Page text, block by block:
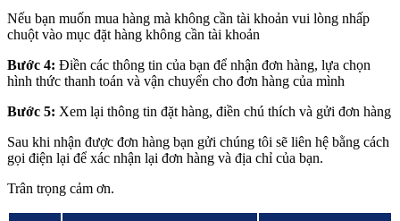
Nếu bạn muốn mua hàng mà không cần tài khoản vui lòng nhấp
chuột vào mục đặt hàng không cần tài khoản
Bước 4: Điền các thông tin của bạn để nhận đơn hàng, lựa chọn
hình thức thanh toán và vận chuyển cho đơn hàng của mình
Bước 5: Xem lại thông tin đặt hàng, điền chú thích và gửi đơn hàng
Sau khi nhận được đơn hàng bạn gửi chúng tôi sẽ liên hệ bằng cách
gọi điện lại để xác nhận lại đơn hàng và địa chỉ của bạn.
Trân trọng cảm ơn.